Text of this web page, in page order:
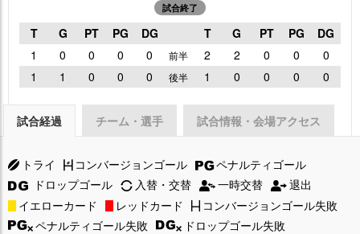
試合終了
T G PT PG DG T G PT PG
DG
1
0 0 0 0 前半 2 2 0 0
0
1
1 0 0 0 後半 1 0 0 0 0
試合経過 チーム・選手 試合情報・会場アクセス
トライ コンバージョンゴール
ペナルティゴール
ドロップゴール
入替・交替 一時交替
退出
イエローカード
レッドカード
コンバージョンゴール失敗
ペナルティゴール失敗
ドロップゴール失敗